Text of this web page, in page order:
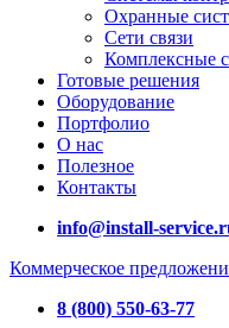
Охранные
Сети связи
Комплексные
Готовые решения
Оборудование
Портфолио
О нас
Полезное
Контакты
info@install-
Коммерческое
8 (800) 550-63-77